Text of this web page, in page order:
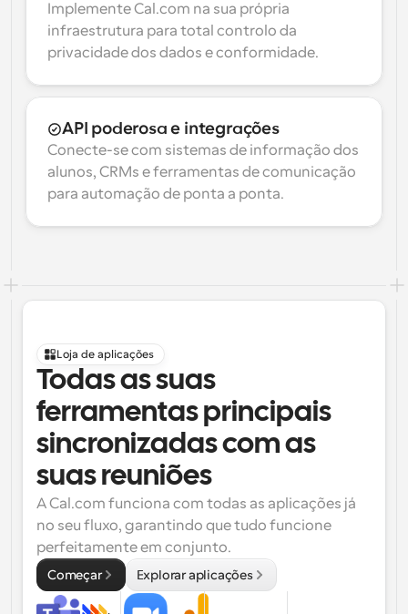
Implemente Cal.com na sua própria
infraestrutura para total controlo da
privacidade dos dados e conformidade.
API poderosa e integrações
Conecte-se com sistemas de informação dos
alunos, CRMs e ferramentas de comunicação
para automação de ponta a ponta.
Loja de aplicações
Todas as suas
ferramentas principais
sincronizadas com as
suas reuniões
A Cal.com funciona com todas as aplicações já
no seu fluxo, garantindo que tudo funcione
perfeitamente em conjunto.
Começar Explorar aplicações